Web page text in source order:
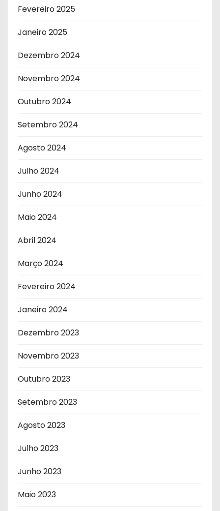
Fevereiro 2025
Janeiro 2025
Dezembro 2024
Novembro 2024
Outubro 2024
Setembro 2024
Agosto 2024
Julho 2024
Junho 2024
Maio 2024
Abril 2024
Março 2024
Fevereiro 2024
Janeiro 2024
Dezembro 2023
Novembro 2023
Outubro 2023
Setembro 2023
Agosto 2023
Julho 2023
Junho 2023
Maio 2023